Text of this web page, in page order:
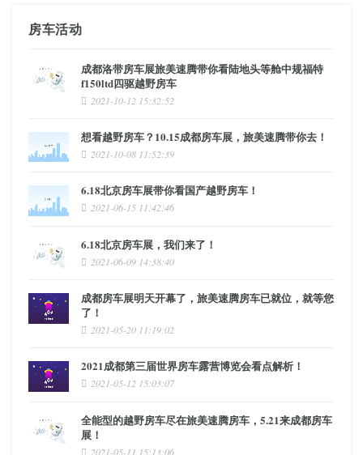
房车活动
成都洛带房车展旅美速腾带你看陆地头等舱中规福特
f150ltd四驱越野房车
2021-10-12 15:32:52
想看越野房车？10.15成都房车展，旅美速腾带你去！
2021-10-08 11:52:39
6.18北京房车展带你看国产越野房车！
2021-06-15 11:42:46
6.18北京房车展，我们来了！
2021-06-09 14:38:40
成都房车展明天开幕了，旅美速腾房车已就位，就等您
了！
2021-05-20 11:19:02
2021成都第三届世界房车露营博览会看点解析！
2021-05-12 15:03:07
全能型的越野房车尽在旅美速腾房车，5.21来成都房车
展！
2021-05-11 15:13:06